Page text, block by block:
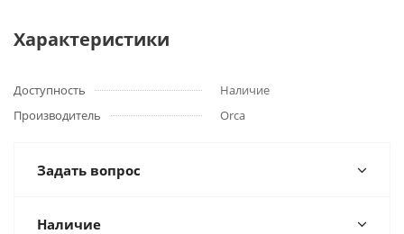
Характеристики
Доступность
Наличие
Производитель
Orca
Задать вопрос
Наличие